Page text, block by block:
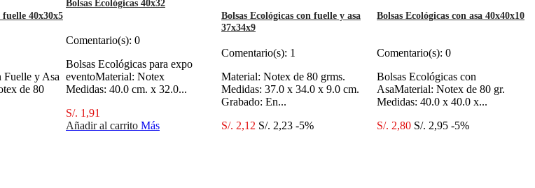
fuelle 40x30x5
Fuelle y Asa
de 80
Bolsas Ecológicas 40x32
Comentario(s): 0
Bolsas Ecológicas para expo
eventoMaterial: Notex
Medidas: 40.0 cm. x 32.0...
S/. 1,91
Añadir al carrito Más
Bolsas Ecológicas con fuelle y asa
37x34x9
Comentario(s): 1
Material: Notex de 80 grms.
Medidas: 37.0 x 34.0 x 9.0 cm.
Grabado: En...
S/. 2,12 S/. 2,23 -5%
Bolsas Ecológicas con asa 40x40x10
Comentario(s): 0
Bolsas Ecológicas con
AsaMaterial: Notex de 80 gr.
Medidas: 40.0 x 40.0 x...
S/. 2,80 S/. 2,95 -5%